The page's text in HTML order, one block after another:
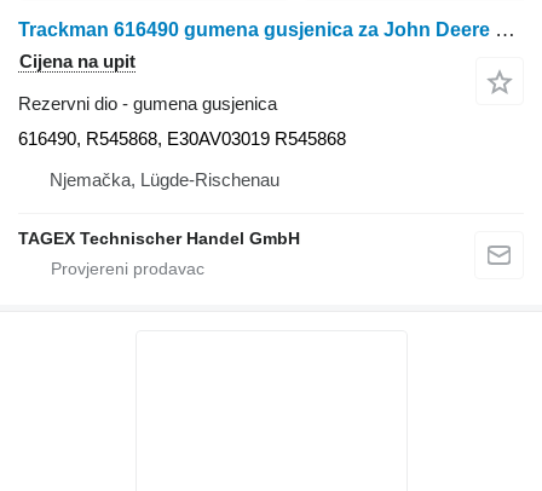
Trackman 616490 gumena gusjenica za John Deere Gummilaufband Trackman® HP Extreme 616490, R545868, E30AV03019 für JOHN DEERE 9430T, 9460RT, 9470 RT, 9510RT, 9520RT, 9530RT, 9530T, 9560RT, 9570RT, 9630T, 9RT 470, 9RT 490, 9RT 520, 9RT 540, 9RT 570, 9RT 590 traktora gusjeničara
Cijena na upit
Rezervni dio - gumena gusjenica
616490, R545868, E30AV03019 R545868
Njemačka, Lügde-Rischenau
TAGEX Technischer Handel GmbH